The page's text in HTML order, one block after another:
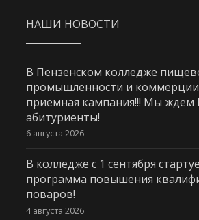
НАШИ НОВОСТИ
В Пензенском колледже
промышленности и коммерции
приемная кампания!!! Мы ждем
абитуриенты!
6 августа 2026
В колледже с 1 сентября
программа повышения
поваров!
4 августа 2026